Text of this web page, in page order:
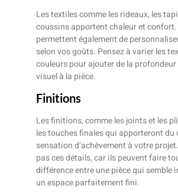
Les textiles comme les rideaux, les
coussins apportent chaleur et
permettent également de
selon vos goûts. Pensez à varier les
couleurs pour ajouter de la profondeur
visuel à la pièce.
Finitions
Les finitions, comme les joints et les
les touches finales qui apporteront du
sensation d’achèvement à votre
pas ces détails, car ils peuvent faire
différence entre une pièce qui semble
un espace parfaitement fini.